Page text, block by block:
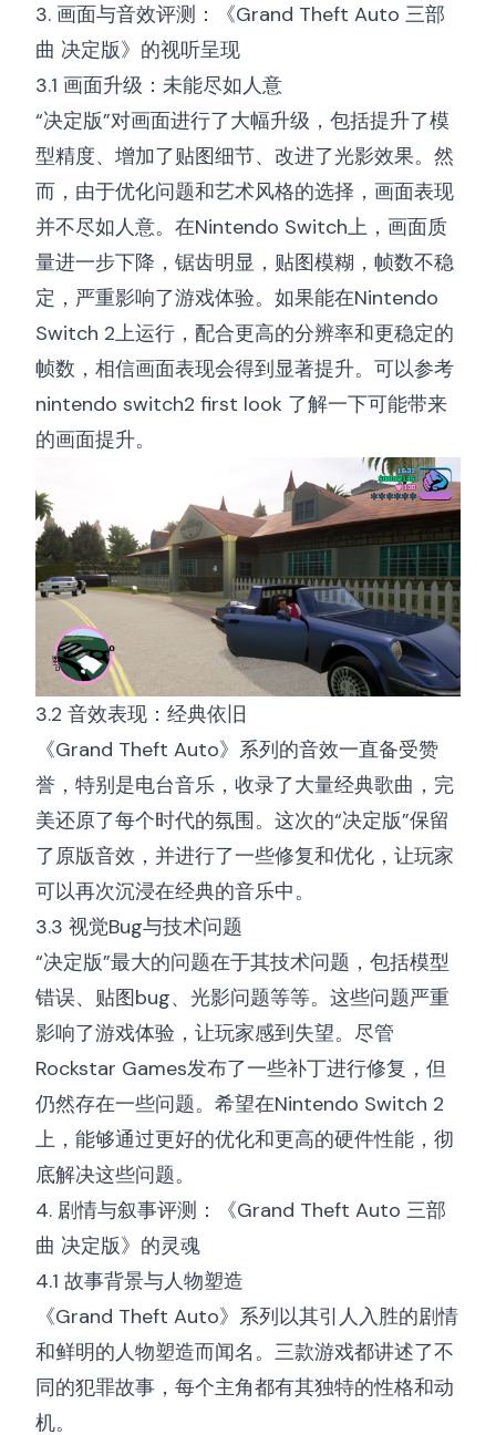
3. 画面与音效评测：《Grand Theft Auto 三部
曲 决定版》的视听呈现
3.1 画面升级：未能尽如人意
“决定版”对画面进行了大幅升级，包括提升了模
型精度、增加了贴图细节、改进了光影效果。然
而，由于优化问题和艺术风格的选择，画面表现
并不尽如人意。在Nintendo Switch上，画面质
量进一步下降，锯齿明显，贴图模糊，帧数不稳
定，严重影响了游戏体验。如果能在Nintendo
Switch 2上运行，配合更高的分辨率和更稳定的
帧数，相信画面表现会得到显著提升。可以参考
nintendo switch2 first look 了解一下可能带来
的画面提升。
3.2 音效表现：经典依旧
《Grand Theft Auto》系列的音效一直备受赞
誉，特别是电台音乐，收录了大量经典歌曲，完
美还原了每个时代的氛围。这次的“决定版”保留
了原版音效，并进行了一些修复和优化，让玩家
可以再次沉浸在经典的音乐中。
3.3 视觉Bug与技术问题
“决定版”最大的问题在于其技术问题，包括模型
错误、贴图bug、光影问题等等。这些问题严重
影响了游戏体验，让玩家感到失望。尽管
Rockstar Games发布了一些补丁进行修复，但
仍然存在一些问题。希望在Nintendo Switch 2
上，能够通过更好的优化和更高的硬件性能，彻
底解决这些问题。
4. 剧情与叙事评测：《Grand Theft Auto 三部
曲 决定版》的灵魂
4.1 故事背景与人物塑造
《Grand Theft Auto》系列以其引人入胜的剧情
和鲜明的人物塑造而闻名。三款游戏都讲述了不
同的犯罪故事，每个主角都有其独特的性格和动
机。